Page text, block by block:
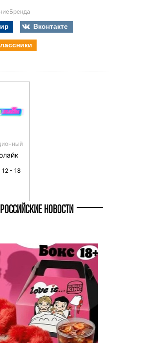
Вконтакте
12 - 18
РОССИЙСКИЕ НОВОСТИ